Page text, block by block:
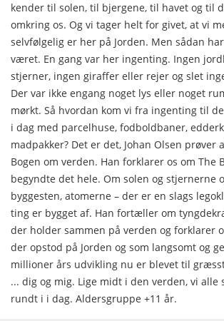
kender til solen, til bjergene, til havet og til
omkring os. Og vi tager helt for givet, at vi
selvfølgelig er her på Jorden. Men sådan
været. En gang var her ingenting. Ingen
stjerner, ingen giraffer eller rejer og slet
Der var ikke engang noget lys eller noget
mørkt. Så hvordan kom vi fra ingenting til
i dag med parcelhuse, fodboldbaner,
madpakker? Det er det, Johan Olsen prøver
Bogen om verden. Han forklarer os om The
begyndte det hele. Om solen og stjernerne
byggesten, atomerne – der er en slags
ting er bygget af. Han fortæller om
der holder sammen på verden og forklarer
der opstod på Jorden og som langsomt og
millioner års udvikling nu er blevet til
... dig og mig. Lige midt i den verden, vi alle
rundt i i dag. Aldersgruppe +11 år.